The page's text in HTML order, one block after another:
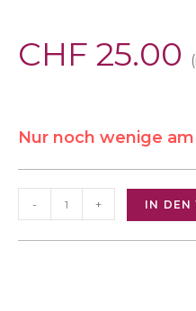
CHF 25.00
Nur noch wenige
- + IN DEN